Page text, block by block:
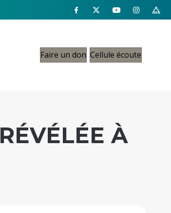
Faire un don Cellule écoute
À